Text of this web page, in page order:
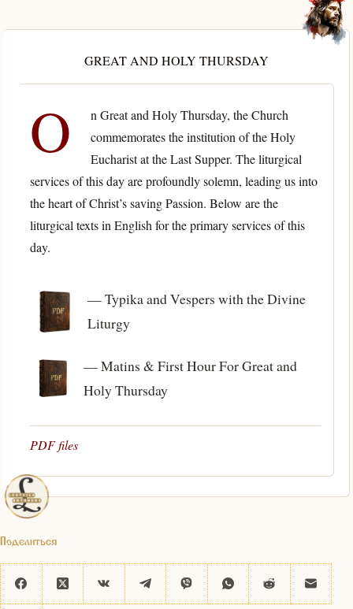
GREAT AND HOLY THURSDAY
O
n Great and Holy Thursday, the Church
commemorates the institution of the Holy
Eucharist at the Last Supper. The liturgical
services of this day are profoundly solemn, leading us into
the heart of Christ’s saving Passion. Below are the
liturgical texts in English for the primary services of this
day.
— Typika and Vespers with the Divine
Liturgy
— Matins & First Hour For Great and
Holy Thursday
PDF files
Поделиться